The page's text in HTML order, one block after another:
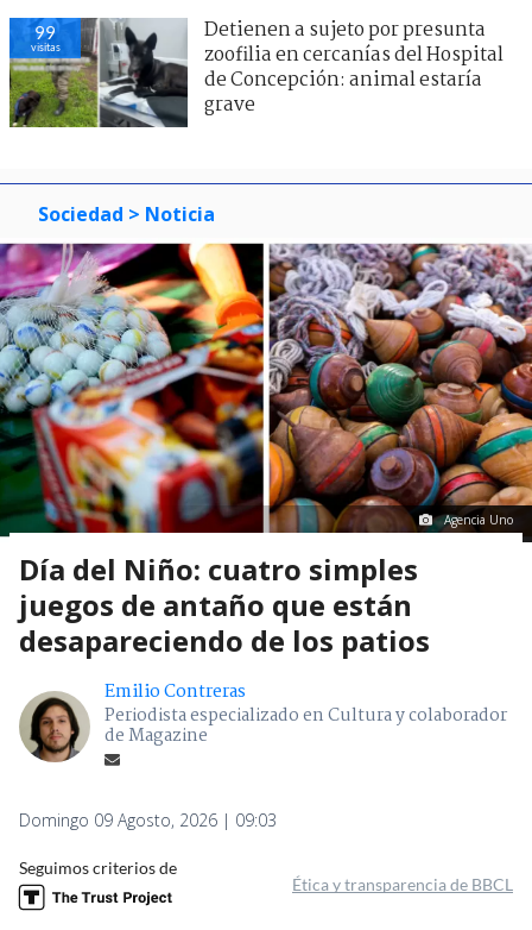
99
visitas
Detienen a sujeto por presunta
zoofilia en cercanías del Hospital
de Concepción: animal estaría
grave
Sociedad > Noticia
Agencia Uno
Día del Niño: cuatro simples
juegos de antaño que están
desapareciendo de los patios
Emilio Contreras
Periodista especializado en Cultura y colaborador
de Magazine
Domingo 09 Agosto, 2026 | 09:03
Seguimos criterios de
Ética y transparencia de BBCL